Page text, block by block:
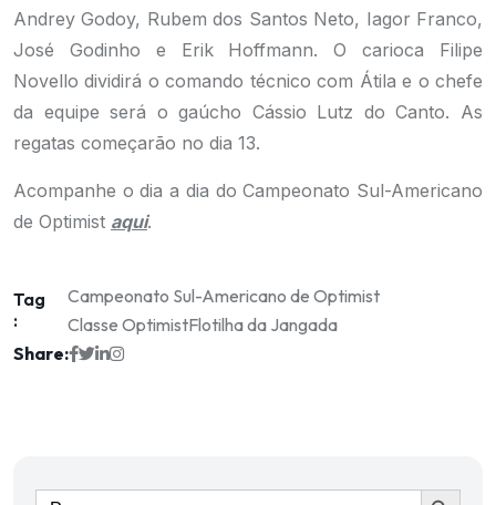
Andrey Godoy, Rubem dos Santos Neto, Iagor Franco,
José Godinho e Erik Hoffmann. O carioca Filipe
Novello dividirá o comando técnico com Átila e o chefe
da equipe será o gaúcho Cássio Lutz do Canto. As
regatas começarão no dia 13.
Acompanhe o dia a dia do Campeonato Sul-Americano
de Optimist aqui.
Tag
:
Campeonato Sul-Americano de Optimist
Classe OptimistFlotilha da Jangada
Share:
Ir